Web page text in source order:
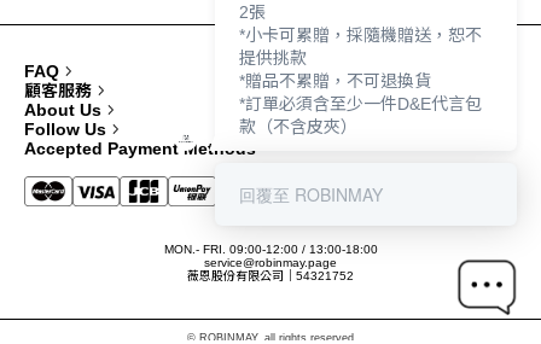
FAQ
顧客服務
About Us
Follow Us
Accepted Payment Methods
MON.- FRI. 09:00-12:00 / 13:00-18:00
service@robinmay.page
薇恩股份有限公司｜54321752
© ROBINMAY, all rights reserved
2張
*小卡可累贈，採隨機贈送，恕不
提供挑款
*贈品不累贈，不可退換貨
*訂單必須含至少一件D&E代言包
款（不含皮夾）
回覆至 ROBINMAY